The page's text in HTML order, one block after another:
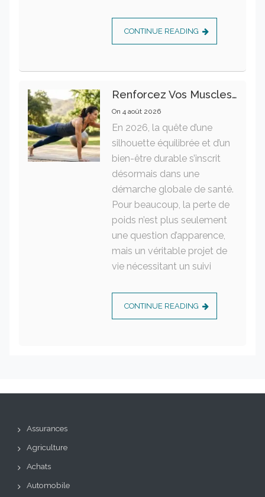
CONTINUE READING
Renforcez Vos Muscles Profonds Pour Apaiser Votre Mal De Dos
On 4 août 2026
En 2026, la quête d’une
silhouette équilibrée et d’un
bien-être durable s’inscrit
désormais dans une
démarche globale de santé.
Pour beaucoup, la perte de
poids n’est plus seulement
une question d’apparence,
mais un véritable projet de
vie nécessitant un suivi
CONTINUE READING
Assurances
Agriculture
Achats
Automobile